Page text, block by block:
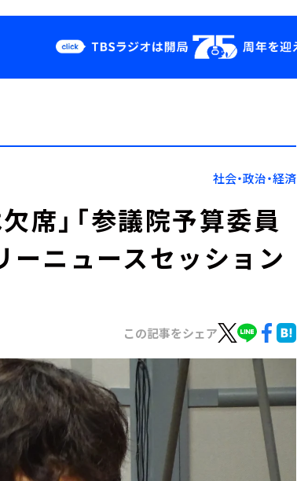
YouTube
会社情報社会・政治・経済
席」「参議院予算委員
ニュースセッション
この記事をシェア